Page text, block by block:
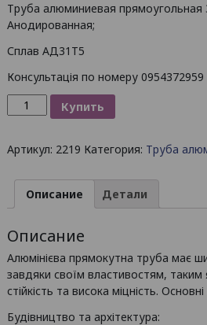
Труба алюминиевая
Анодированная;
Сплав АД31Т5
Консультація по номеру 0954372959
Количество
товара
алюминиевая
30х15х2
AS
Купить
Артикул: 2219 Категория: Труба
Описание Детали
Описание
Алюмінієва прямокутна труба має
завдяки своїм властивостям, таким
стійкість та висока міцність.
Будівництво та архітектура: